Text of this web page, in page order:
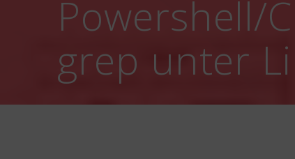
Powershell/
grep unter